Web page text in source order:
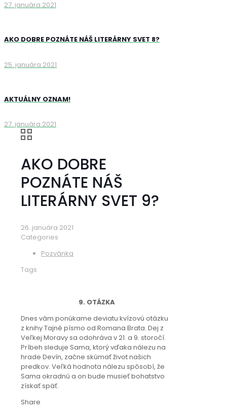
27. januára 2021
AKO DOBRE POZNÁTE NÁŠ LITERÁRNY SVET 8?
25. januára 2021
AKTUÁLNY OZNAM!
27. januára 2021
AKO DOBRE
POZNÁTE NÁŠ
LITERÁRNY SVET 9?
26. januára 2021
Categories
Pozvánka
Tags
9. OTÁZKA
Dnes vám ponúkame deviatu kvízovú otázku
z knihy Tajné písmo od Romana Brata. Dej z
Veľkej Moravy sa odohráva v 21. a 9. storočí.
Príbeh sleduje Sama, ktorý vďaka nálezu na
hrade Devín, začne skúmať život našich
predkov. Veľká hodnota nálezu spôsobí, že
Sama okradnú a on bude musieť bohatstvo
získať späť.
Share